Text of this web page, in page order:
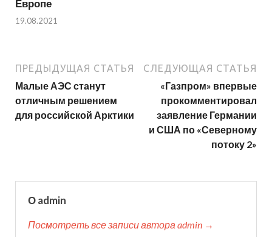
Европе
19.08.2021
ПРЕДЫДУЩАЯ СТАТЬЯ
Малые АЭС станут
отличным решением
для российской Арктики
СЛЕДУЮЩАЯ СТАТЬЯ
«Газпром» впервые
прокомментировал
заявление Германии
и США по «Северному
потоку 2»
О admin
Посмотреть все записи автора admin →